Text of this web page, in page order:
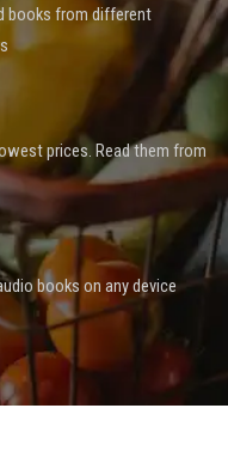
books from different
prices. Read them from
books on any device